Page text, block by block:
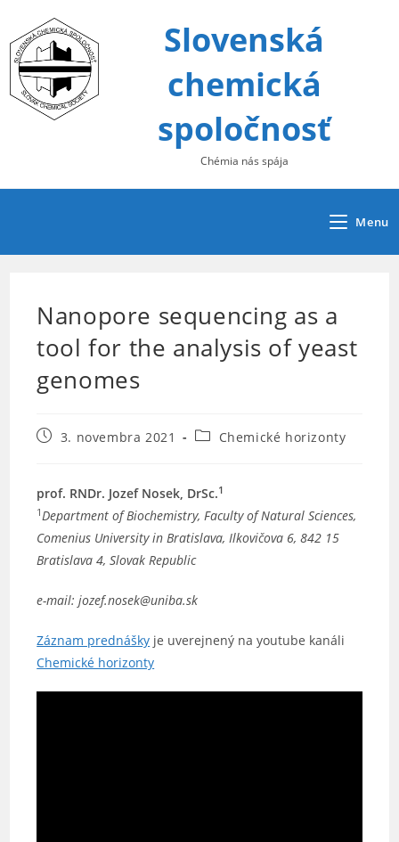
content
Slovenská
chemická
spoločnosť
Chémia nás spája
Menu
Nanopore sequencing as a
tool for the analysis of yeast
genomes
Post3. novembra 2021
PostChemické horizonty
prof. RNDr. Jozef Nosek, DrSc.1
1Department of Biochemistry, Faculty of Natural Sciences,
Comenius University in Bratislava, Ilkovičova 6, 842 15
Bratislava 4, Slovak Republic
e-mail: jozef.nosek@uniba.sk
Záznam prednášky je uverejnený na youtube kanáli
Chemické horizonty